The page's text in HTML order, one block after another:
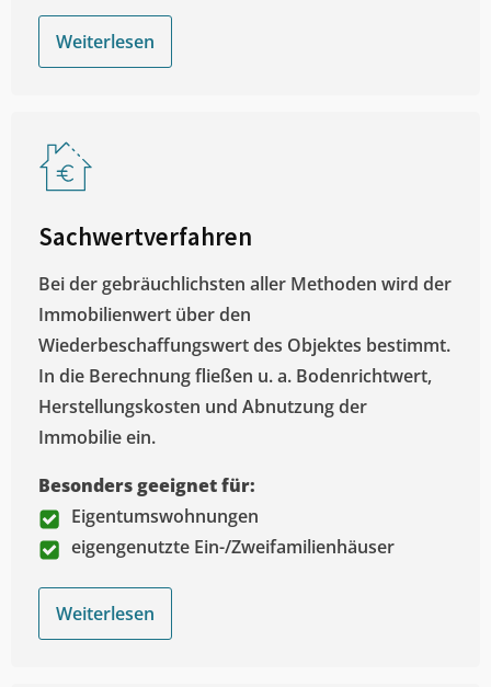
Weiterlesen
Sachwertverfahren
Bei der gebräuchlichsten aller Methoden wird der
Immobilienwert über den
Wiederbeschaffungswert des Objektes bestimmt.
In die Berechnung fließen u. a. Bodenrichtwert,
Herstellungskosten und Abnutzung der
Immobilie ein.
Besonders geeignet für:
Eigentumswohnungen
eigengenutzte Ein-/Zweifamilienhäuser
Weiterlesen